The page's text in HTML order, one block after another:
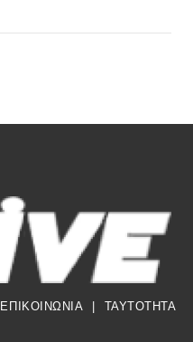
ΕΠΙΚΟΙΝΩΝΙΑ | TAYTOTHTA